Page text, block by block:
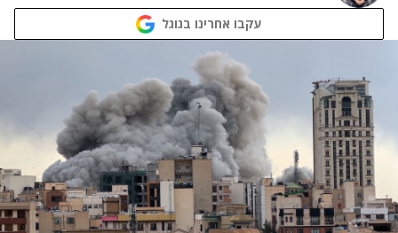
עקבו אחרינו בגוגל